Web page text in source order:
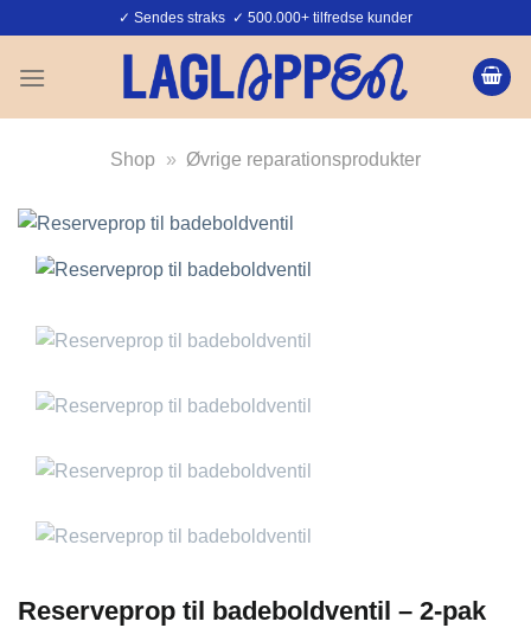
indhold
✓ Sendes straks ✓ 500.000+ tilfredse kunder
Shop » Øvrige reparationsprodukter
Reserveprop til badeboldventil – 2-pak